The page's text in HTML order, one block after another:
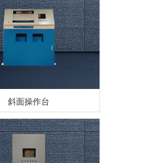
斜面操作台